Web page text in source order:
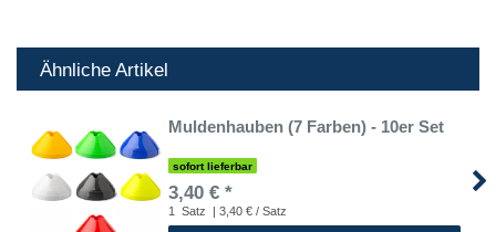
Ähnliche Artikel
Muldenhauben (7 Farben) - 10er Set
sofort lieferbar
3,40 € *
1 Satz | 3,40 € / Satz